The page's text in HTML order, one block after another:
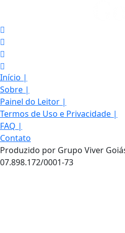
Início |
Sobre |
Painel do Leitor |
Termos de Uso e Privacidade |
FAQ |
Contato
Produzido por Grupo Viver
07.898.172/0001-73